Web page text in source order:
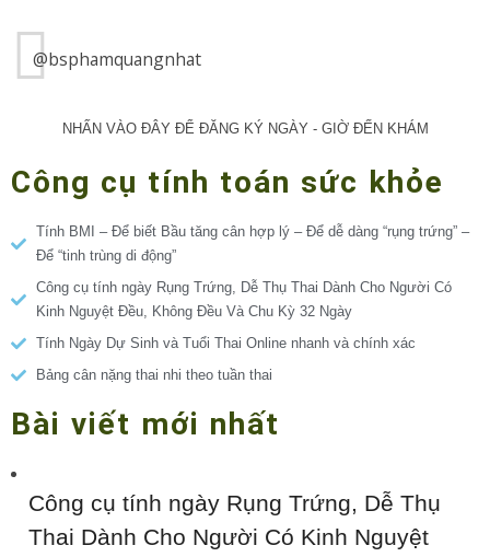
@bsphamquangnhat
NHẤN VÀO ĐÂY ĐỂ ĐĂNG KÝ NGÀY - GIỜ ĐẾN KHÁM
Công cụ tính toán sức khỏe
Tính BMI – Để biết Bầu tăng cân hợp lý – Để dễ dàng “rụng trứng” –
Để “tinh trùng di động”
Công cụ tính ngày Rụng Trứng, Dễ Thụ Thai Dành Cho Người Có
Kinh Nguyệt Đều, Không Đều Và Chu Kỳ 32 Ngày
Tính Ngày Dự Sinh và Tuổi Thai Online nhanh và chính xác
Bảng cân nặng thai nhi theo tuần thai
Bài viết mới nhất
Công cụ tính ngày Rụng Trứng, Dễ Thụ
Thai Dành Cho Người Có Kinh Nguyệt